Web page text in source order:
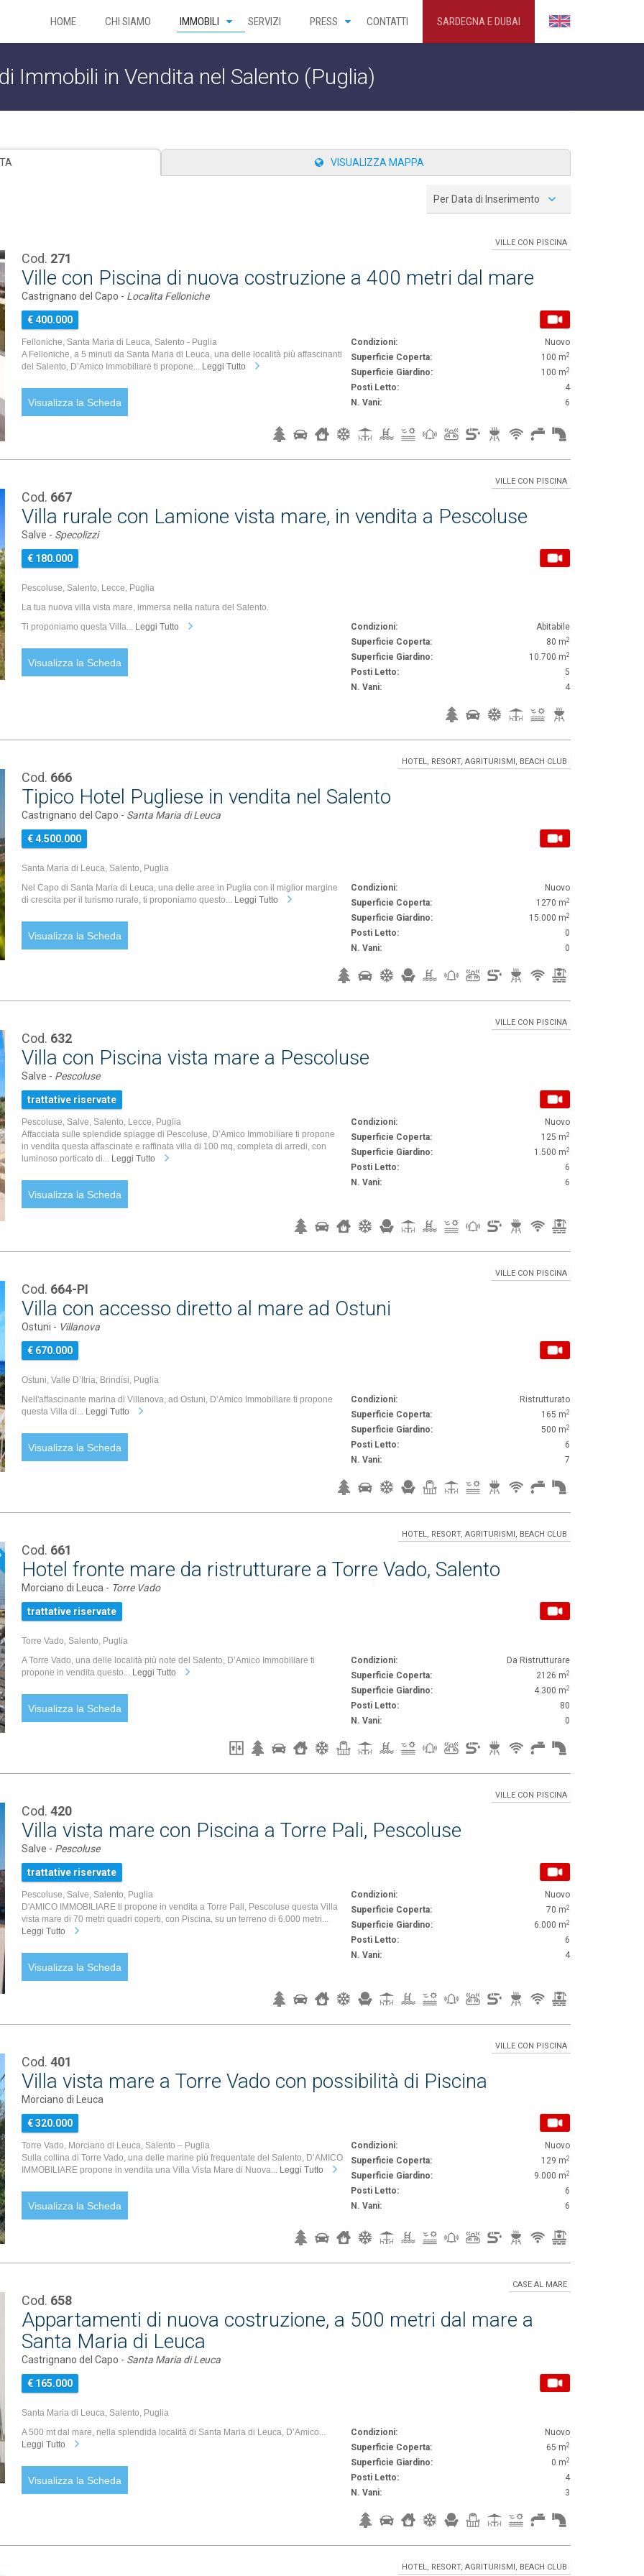
HOME CHI SIAMO IMMOBILI SERVIZI PRESS CONTATTI SARDEGNA E DUBAI
Immobili in Vendita nel Salento (Puglia)
VISUALIZZA MAPPA
Per Data di Inserimento
VILLE CON PISCINA
Cod. 271
Ville con Piscina di nuova costruzione a 400 metri dal mare
Castrignano del Capo - Localita Felloniche
€ 400.000
Felloniche, Santa Maria di Leuca, Salento - Puglia
A Felloniche, a 5 minuti da Santa Maria di Leuca, una delle località più affascinanti
del Salento, D’Amico Immobiliare ti propone... Leggi Tutto
Visualizza la Scheda
Condizioni:
Nuovo
Superficie Coperta:
100 m2
Superficie Giardino: 100 m2
Posti Letto:
4
N. Vani:
6
VILLE CON PISCINA
Cod. 667
Villa rurale con Lamione vista mare, in vendita a Pescoluse
Salve - Specolizzi
€ 180.000
Pescoluse, Salento, Lecce, Puglia
La tua nuova villa vista mare, immersa nella natura del Salento.
Ti proponiamo questa Villa... Leggi Tutto
Visualizza la Scheda
Condizioni:
Abitabile
Superficie Coperta:
80 m2
Superficie Giardino: 10.700 m2
Posti Letto:
5
N. Vani:
4
HOTEL, RESORT, AGRITURISMI, BEACH CLUB
Cod. 666
Tipico Hotel Pugliese in vendita nel Salento
Castrignano del Capo - Santa Maria di Leuca
€ 4.500.000
Santa Maria di Leuca, Salento, Puglia
Nel Capo di Santa Maria di Leuca, una delle aree in Puglia con il miglior margine
di crescita per il turismo rurale, ti proponiamo questo... Leggi Tutto
Visualizza la Scheda
Condizioni:
Nuovo
Superficie Coperta:
1270 m2
Superficie Giardino: 15.000 m2
Posti Letto:
0
N. Vani:
0
VILLE CON PISCINA
Cod. 632
Villa con Piscina vista mare a Pescoluse
Salve - Pescoluse
trattative riservate
Pescoluse, Salve, Salento, Lecce, Puglia
Affacciata sulle splendide spiagge di Pescoluse, D’Amico Immobiliare ti propone
in vendita questa affascinate e raffinata villa di 100 mq, completa di arredi, con
luminoso porticato di... Leggi Tutto
Visualizza la Scheda
Condizioni:
Nuovo
Superficie Coperta:
125 m2
Superficie Giardino: 1.500 m2
Posti Letto:
6
N. Vani:
6
VILLE CON PISCINA
Cod. 664-PI
Villa con accesso diretto al mare ad Ostuni
Ostuni - Villanova
€ 670.000
Ostuni, Valle D’Itria, Brindisi, Puglia
Nell'affascinante marina di Villanova, ad Ostuni, D’Amico Immobiliare ti propone
questa Villa di... Leggi Tutto
Visualizza la Scheda
Condizioni:
Ristrutturato
Superficie Coperta:
165 m2
Superficie Giardino: 500 m2
Posti Letto:
6
N. Vani:
7
HOTEL, RESORT, AGRITURISMI, BEACH CLUB
Cod. 661
Hotel fronte mare da ristrutturare a Torre Vado, Salento
Morciano di Leuca - Torre Vado
trattative riservate
Torre Vado, Salento, Puglia
A Torre Vado, una delle località più note del Salento, D’Amico Immobiliare ti
propone in vendita questo... Leggi Tutto
Visualizza la Scheda
Condizioni:
Da Ristrutturare
Superficie Coperta:
2126 m2
Superficie Giardino: 4.300 m2
Posti Letto:
80
N. Vani:
0
VILLE CON PISCINA
Cod.420
Villa vista mare con Piscina a Torre Pali, Pescoluse
Salve - Pescoluse
trattative riservate
Pescoluse, Salve, Salento, Puglia
D'AMICO IMMOBILIARE ti propone in vendita a Torre Pali, Pescoluse questa Villa
vista mare di 70 metri quadri coperti, con Piscina, su un terreno di 6.000 metri...
Leggi Tutto
Visualizza la Scheda
Condizioni:
Nuovo
Superficie Coperta:
70 m2
Superficie Giardino: 6.000 m2
Posti Letto:
6
N. Vani:
4
VILLE CON PISCINA
Cod.401
Villa vista mare a Torre Vado con possibilità di Piscina
Morciano di Leuca
€ 320.000
Torre Vado, Morciano di Leuca, Salento – Puglia
Sulla collina di Torre Vado, una delle marine più frequentate del Salento, D’AMICO
IMMOBILIARE propone in vendita una Villa Vista Mare di Nuova... Leggi Tutto
Visualizza la Scheda
Condizioni:
Nuovo
Superficie Coperta:
129 m2
Superficie Giardino: 9.000 m2
Posti Letto:
6
N. Vani:
6
CASE AL MARE
Cod. 658
Appartamenti di nuova costruzione, a 500 metri dal mare a
Santa Maria di Leuca
Castrignano del Capo - Santa Maria di Leuca
€ 165.000
Santa Maria di Leuca, Salento, Puglia
A 500 mt dal mare, nella splendida località di Santa Maria di Leuca, D’Amico...
Leggi Tutto
Visualizza la Scheda
Condizioni:
Nuovo
Superficie Coperta:
65 m2
Superficie Giardino: 0 m2
Posti Letto:
4
N. Vani:
3
HOTEL, RESORT, AGRITURISMI, BEACH CLUB